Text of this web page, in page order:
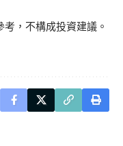
考，不構成投資建議。